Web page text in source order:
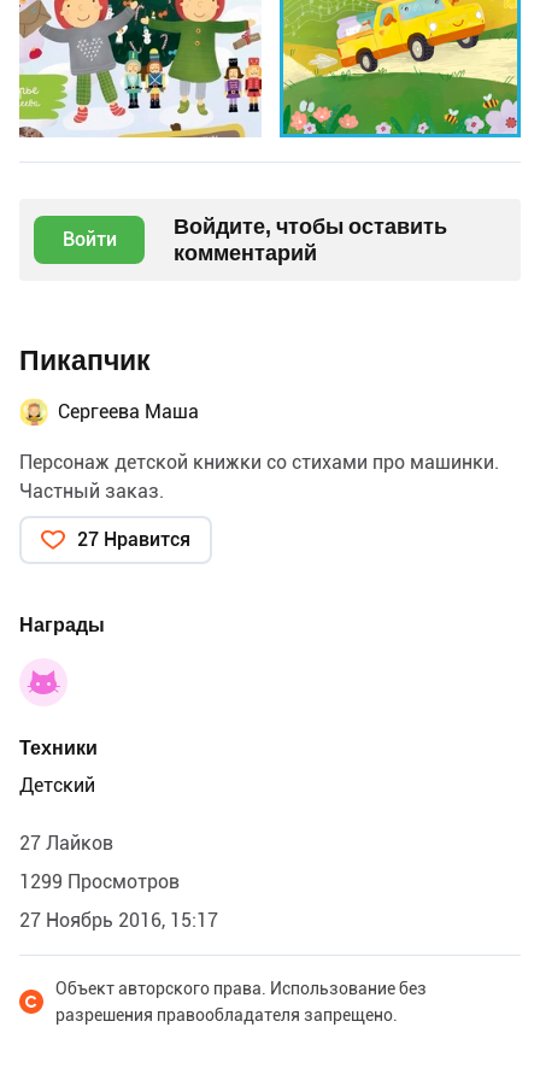
Войти
Войдите, чтобы оставить
комментарий
Пикапчик
Сергеева Маша
Персонаж детской книжки со стихами про машинки.
Частный заказ.
27 Нравится
Награды
Техники
Детский
27 Лайков
1299 Просмотров
27 Ноябрь 2016, 15:17
Объект авторского права. Использование без
разрешения правообладателя запрещено.